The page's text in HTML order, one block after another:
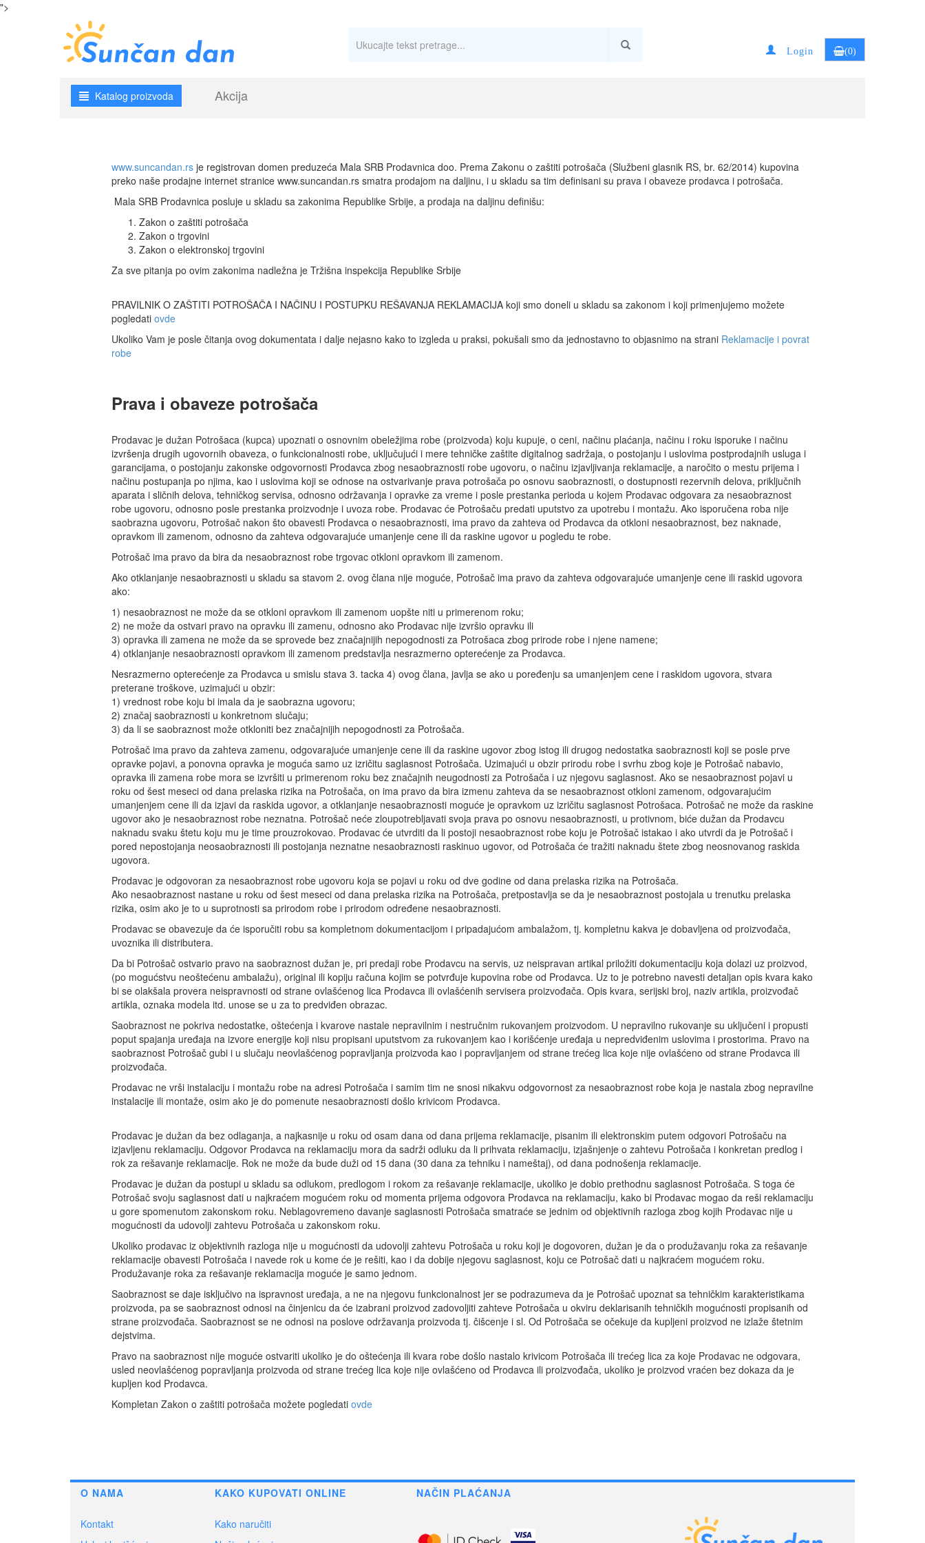
">
Login (0)
Katalog proizvoda Akcija
www.suncandan.rs je registrovan domen preduzeća Mala SRB Prodavnica doo. Prema Zakonu o zaštiti potrošača (Službeni glasnik RS, br. 62/2014) kupovina
preko naše prodajne internet stranice www.suncandan.rs smatra prodajom na daljinu, i u skladu sa tim definisani su prava i obaveze prodavca i potrošača.
Mala SRB Prodavnica posluje u skladu sa zakonima Republike Srbije, a prodaja na daljinu definišu:
Zakon o zaštiti potrošača
Zakon o trgovini
Zakon o elektronskoj trgovini
Za sve pitanja po ovim zakonima nadležna je Tržišna inspekcija Republike Srbije
PRAVILNIK O ZAŠTITI POTROŠAČA I NAČINU I POSTUPKU REŠAVANJA REKLAMACIJA koji smo doneli u skladu sa zakonom i koji primenjujemo možete
pogledati ovde
Ukoliko Vam je posle čitanja ovog dokumentata i dalje nejasno kako to izgleda u praksi, pokušali smo da jednostavno to objasnimo na strani Reklamacije i povrat
robe
Prava i obaveze potrošača
Prodavac je dužan Potrošaca (kupca) upoznati o osnovnim obeležjima robe (proizvoda) koju kupuje, o ceni, načinu plaćanja, načinu i roku isporuke i načinu
izvršenja drugih ugovornih obaveza, o funkcionalnosti robe, uključujući i mere tehničke zaštite digitalnog sadržaja, o postojanju i uslovima postprodajnih usluga i
garancijama, o postojanju zakonske odgovornosti Prodavca zbog nesaobraznosti robe ugovoru, o načinu izjavljivanja reklamacije, a naročito o mestu prijema i
načinu postupanja po njima, kao i uslovima koji se odnose na ostvarivanje prava potrošača po osnovu saobraznosti, o dostupnosti rezervnih delova, priključnih
aparata i sličnih delova, tehničkog servisa, odnosno održavanja i opravke za vreme i posle prestanka perioda u kojem Prodavac odgovara za nesaobraznost
robe ugovoru, odnosno posle prestanka proizvodnje i uvoza robe. Prodavac će Potrošaču predati uputstvo za upotrebu i montažu. Ako isporučena roba nije
saobrazna ugovoru, Potrošač nakon što obavesti Prodavca o nesaobraznosti, ima pravo da zahteva od Prodavca da otkloni nesaobraznost, bez naknade,
opravkom ili zamenom, odnosno da zahteva odgovarajuće umanjenje cene ili da raskine ugovor u pogledu te robe.
Potrošač ima pravo da bira da nesaobraznost robe trgovac otkloni opravkom ili zamenom.
Ako otklanjanje nesaobraznosti u skladu sa stavom 2. ovog člana nije moguće, Potrošač ima pravo da zahteva odgovarajuće umanjenje cene ili raskid ugovora
ako:
1) nesaobraznost ne može da se otkloni opravkom ili zamenom uopšte niti u primerenom roku;
2) ne može da ostvari pravo na opravku ili zamenu, odnosno ako Prodavac nije izvršio opravku ili
3) opravka ili zamena ne može da se sprovede bez značajnijih nepogodnosti za Potrošaca zbog prirode robe i njene namene;
4) otklanjanje nesaobraznosti opravkom ili zamenom predstavlja nesrazmerno opterećenje za Prodavca.
Nesrazmerno opterećenje za Prodavca u smislu stava 3. tacka 4) ovog člana, javlja se ako u poređenju sa umanjenjem cene i raskidom ugovora, stvara
preterane troškove, uzimajući u obzir:
1) vrednost robe koju bi imala da je saobrazna ugovoru;
2) značaj saobraznosti u konkretnom slučaju;
3) da li se saobraznost može otkloniti bez značajnijih nepogodnosti za Potrošača.
Potrošač ima pravo da zahteva zamenu, odgovarajuće umanjenje cene ili da raskine ugovor zbog istog ili drugog nedostatka saobraznosti koji se posle prve
opravke pojavi, a ponovna opravka je moguća samo uz izričitu saglasnost Potrošača. Uzimajući u obzir prirodu robe i svrhu zbog koje je Potrošač nabavio,
opravka ili zamena robe mora se izvršiti u primerenom roku bez značajnih neugodnosti za Potrošača i uz njegovu saglasnost. Ako se nesaobraznost pojavi u
roku od šest meseci od dana prelaska rizika na Potrošača, on ima pravo da bira izmenu zahteva da se nesaobraznost otkloni zamenom, odgovarajućim
umanjenjem cene ili da izjavi da raskida ugovor, a otklanjanje nesaobraznosti moguće je opravkom uz izričitu saglasnost Potrošaca. Potrošač ne može da raskine
ugovor ako je nesaobraznost robe neznatna. Potrošač neće zloupotrebljavati svoja prava po osnovu nesaobraznosti, u protivnom, biće dužan da Prodavcu
naknadu svaku štetu koju mu je time prouzrokovao. Prodavac će utvrditi da li postoji nesaobraznost robe koju je Potrošač istakao i ako utvrdi da je Potrošač i
pored nepostojanja neosaobraznosti ili postojanja neznatne nesaobraznosti raskinuo ugovor, od Potrošača će tražiti naknadu štete zbog neosnovanog raskida
ugovora.
Prodavac je odgovoran za nesaobraznost robe ugovoru koja se pojavi u roku od dve godine od dana prelaska rizika na Potrošača.
Ako nesaobraznost nastane u roku od šest meseci od dana prelaska rizika na Potrošača, pretpostavlja se da je nesaobraznost postojala u trenutku prelaska
rizika, osim ako je to u suprotnosti sa prirodom robe i prirodom određene nesaobraznosti.
Prodavac se obavezuje da će isporučiti robu sa kompletnom dokumentacijom i pripadajućom ambalažom, tj. kompletnu kakva je dobavljena od proizvođača,
uvoznika ili distributera.
Da bi Potrošač ostvario pravo na saobraznost dužan je, pri predaji robe Prodavcu na servis, uz neispravan artikal priložiti dokumentaciju koja dolazi uz proizvod,
(po mogućstvu neoštećenu ambalažu), original ili kopiju računa kojim se potvrđuje kupovina robe od Prodavca. Uz to je potrebno navesti detaljan opis kvara kako
bi se olakšala provera neispravnosti od strane ovlašćenog lica Prodavca ili ovlašćenih servisera proizvođača. Opis kvara, serijski broj, naziv artikla, proizvođač
artikla, oznaka modela itd. unose se u za to predviđen obrazac.
Saobraznost ne pokriva nedostatke, oštećenja i kvarove nastale nepravilnim i nestručnim rukovanjem proizvodom. U nepravilno rukovanje su uključeni i propusti
poput spajanja uređaja na izvore energije koji nisu propisani uputstvom za rukovanjem kao i korišćenje uređaja u nepredviđenim uslovima i prostorima. Pravo na
saobraznost Potrošač gubi i u slučaju neovlašćenog popravljanja proizvoda kao i popravljanjem od strane trećeg lica koje nije ovlašćeno od strane Prodavca ili
proizvođača.
Prodavac ne vrši instalaciju i montažu robe na adresi Potrošača i samim tim ne snosi nikakvu odgovornost za nesaobraznost robe koja je nastala zbog nepravilne
instalacije ili montaže, osim ako je do pomenute nesaobraznosti došlo krivicom Prodavca.
Prodavac je dužan da bez odlaganja, a najkasnije u roku od osam dana od dana prijema reklamacije, pisanim ili elektronskim putem odgovori Potrošaču na
izjavljenu reklamaciju. Odgovor Prodavca na reklamaciju mora da sadrži odluku da li prihvata reklamaciju, izjašnjenje o zahtevu Potrošača i konkretan predlog i
rok za rešavanje reklamacije. Rok ne može da bude duži od 15 dana (30 dana za tehniku i nameštaj), od dana podnošenja reklamacije.
Prodavac je dužan da postupi u skladu sa odlukom, predlogom i rokom za rešavanje reklamacije, ukoliko je dobio prethodnu saglasnost Potrošača. S toga će
Potrošač svoju saglasnost dati u najkraćem mogućem roku od momenta prijema odgovora Prodavca na reklamaciju, kako bi Prodavac mogao da reši reklamaciju
u gore spomenutom zakonskom roku. Neblagovremeno davanje saglasnosti Potrošača smatraće se jednim od objektivnih razloga zbog kojih Prodavac nije u
mogućnosti da udovolji zahtevu Potrošača u zakonskom roku.
Ukoliko prodavac iz objektivnih razloga nije u mogućnosti da udovolji zahtevu Potrošača u roku koji je dogovoren, dužan je da o produžavanju roka za rešavanje
reklamacije obavesti Potrošača i navede rok u kome će je rešiti, kao i da dobije njegovu saglasnost, koju ce Potrošač dati u najkraćem mogućem roku.
Produžavanje roka za rešavanje reklamacija moguće je samo jednom.
Saobraznost se daje isključivo na ispravnost uređaja, a ne na njegovu funkcionalnost jer se podrazumeva da je Potrošač upoznat sa tehničkim karakteristikama
proizvoda, pa se saobraznost odnosi na činjenicu da će izabrani proizvod zadovoljiti zahteve Potrošača u okviru deklarisanih tehničkih mogućnosti propisanih od
strane proizvođača. Saobraznost se ne odnosi na poslove održavanja proizvoda tj. čišcenje i sl. Od Potrošača se očekuje da kupljeni proizvod ne izlaže štetnim
dejstvima.
Pravo na saobraznost nije moguće ostvariti ukoliko je do oštećenja ili kvara robe došlo nastalo krivicom Potrošača ili trećeg lica za koje Prodavac ne odgovara,
usled neovlašćenog popravljanja proizvoda od strane trećeg lica koje nije ovlašćeno od Prodavca ili proizvođača, ukoliko je proizvod vraćen bez dokaza da je
kupljen kod Prodavca.
Kompletan Zakon o zaštiti potrošača možete pogledati ovde
O NAMA KAKO KUPOVATI ONLINE NAČIN PLAĆANJA
Kontakt
Kako naručiti